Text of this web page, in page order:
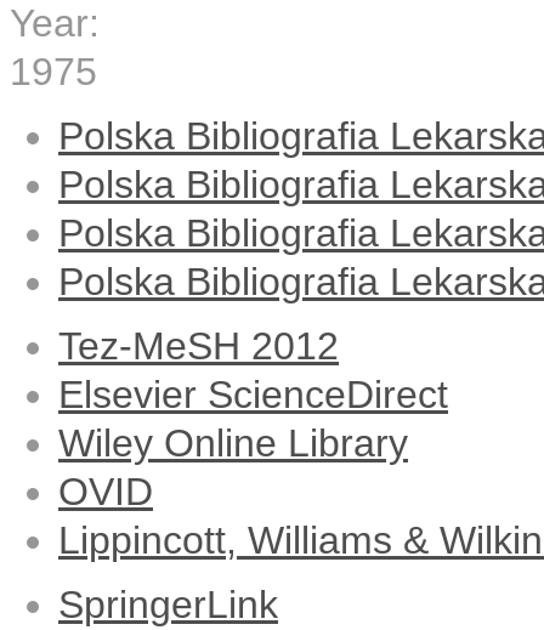
Year:
1975
Polska Bibliografia
Polska Bibliografia
Polska Bibliografia
Polska Bibliografia
Tez-MeSH 2012
Elsevier ScienceDirect
Wiley Online Library
OVID
Lippincott, Williams &
SpringerLink